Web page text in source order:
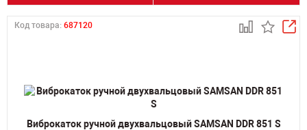
Код товара: 687120
Виброкаток ручной двухвальцовый SAMSAN DDR 851 S